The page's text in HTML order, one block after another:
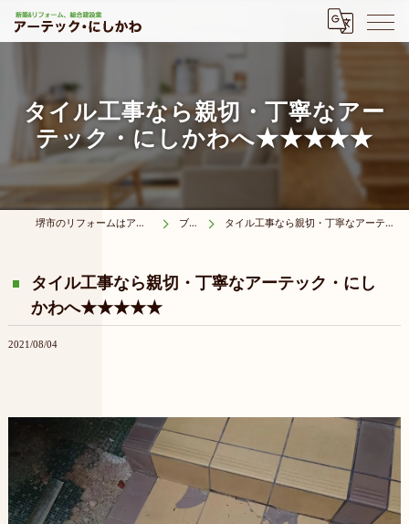
タイル工事なら親切・丁寧なアー
テック・にしかわへ★★★★★
堺市のリフォームはアーテック・にしかわ ブログ タイル工事なら親切・丁寧なアーテック・にしかわへ★★★★★
タイル工事なら親切・丁寧なアーテック・にし
かわへ★★★★★
2021/08/04